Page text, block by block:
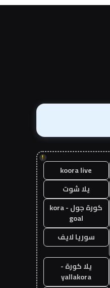
!
koora live
يلا شوت
كورة جول - kora
goal
سوريا لايف
يلا كورة -
yallakora